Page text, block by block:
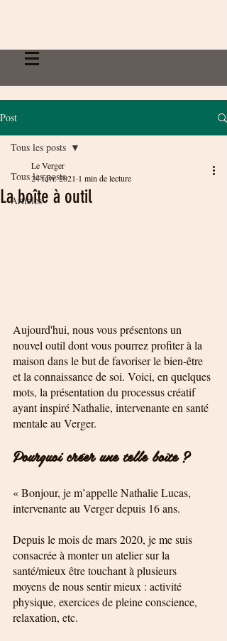
Post
Tous les posts
Articles
Tous les posts
La boîte à outil
Le Verger
24 févr. 2021 1 min de lecture
Aujourd'hui, nous vous présentons un
nouvel outil dont vous pourrez profiter à la
maison dans le but de favoriser le bien-être
et la connaissance de soi. Voici, en quelques
mots, la présentation du processus créatif
ayant inspiré Nathalie, intervenante en santé
mentale au Verger.
Pourquoi créer une telle boîte ?
« Bonjour, je m’appelle Nathalie Lucas,
intervenante au Verger depuis 16 ans.
Depuis le mois de mars 2020, je me suis
consacrée à monter un atelier sur la
santé/mieux être touchant à plusieurs
moyens de nous sentir mieux : activité
physique, exercices de pleine conscience,
relaxation, etc.